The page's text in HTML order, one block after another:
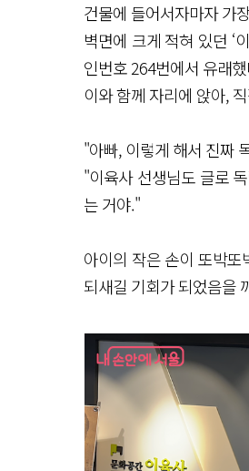
건물에 들어서자마자 가
벽면에 크게 적혀 있던 ‘
인번호 264번에서 유래
이와 함께 자리에 앉아,
"아빠, 이렇게 해서 진짜
"이육사 선생님도 글로
는 거야."
아이의 작은 손이 또박
되새길 기회가 되었음을